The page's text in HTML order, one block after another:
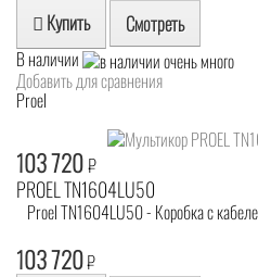
Купить Смотреть
В наличии
Добавить для сравнения
Proel
103 720₽
PROEL TN1604LU50
Proel TN1604LU50 - Коробка с
103 720₽